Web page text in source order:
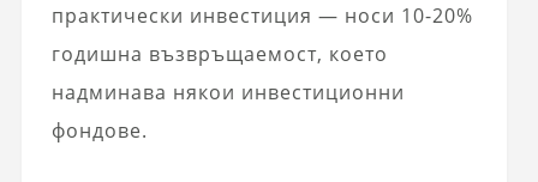
практически инвестиция — носи 10-20%
годишна възвръщаемост, което
надминава някои инвестиционни
фондове.